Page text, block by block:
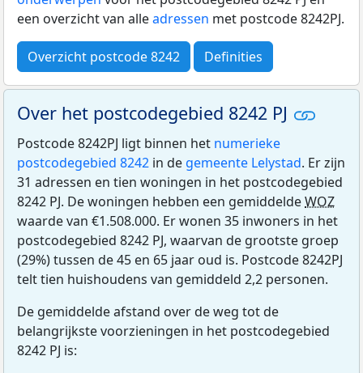
een overzicht van alleadressen met postcode 8242PJ.
Overzicht postcode 8242 Definities
Over het postcodegebied 8242 PJ
Postcode 8242PJ ligt binnen het numerieke
postcodegebied 8242 in de gemeente Lelystad. Er zijn
31 adressen en tien woningen in het postcodegebied
8242 PJ. De woningen hebben een gemiddeldeWOZ
waarde van €1.508.000. Er wonen 35 inwoners in het
postcodegebied 8242 PJ, waarvan de grootste groep
(29%) tussen de 45 en 65 jaar oud is. Postcode 8242PJ
telt tien huishoudens van gemiddeld 2,2 personen.
De gemiddelde afstand over de weg tot de
belangrijkste voorzieningen in het postcodegebied
8242 PJ is: